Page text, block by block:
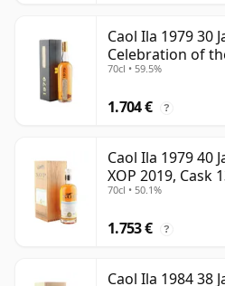
Caol Ila 1979 30
Celebration of
70cl • 59.5%
1.704 € ?
Caol Ila 1979 40
XOP 2019, Cask
70cl • 50.1%
1.753 € ?
Caol Ila 1984 38